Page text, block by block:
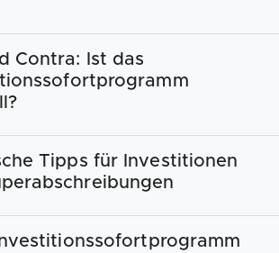
Contra: Ist das
Tipps für Investitionen